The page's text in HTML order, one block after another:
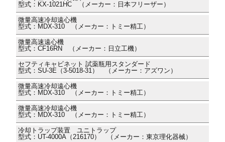
型式：KX-1021HC （メーカー：日本フリーザー）
微量高速冷却遠心機
型式：MDX-310 （メーカー：トミー精工）
微量高速遠心機
型式：CF16RN （メーカー：日立工機）
セフティキャビネット 試薬瓶用スタンダード
型式：SU-3E（3-5018-31） （メーカー：アズワン）
微量高速冷却遠心機
型式：MDX-310 （メーカー：トミー精工）
微量高速冷却遠心機
型式：MDX-310 （メーカー：トミー精工）
冷却トラップ装置 ユニトラップ
型式：UT-4000A（216170） （メーカー：東京理化器械）